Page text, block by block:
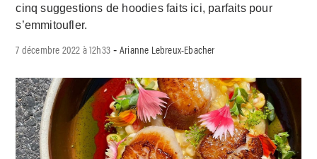
cinq suggestions de hoodies faits ici, parfaits pour
s’emmitoufler.
7 décembre 2022 à 12h33 -Arianne Lebreux-Ebacher